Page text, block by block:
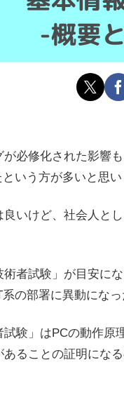
必修化された影響
いう方が多いと思
良いけど、社会人と
者試験」が目安に
の部署に異動にな
試験」はPCの動作
ることの証明にな